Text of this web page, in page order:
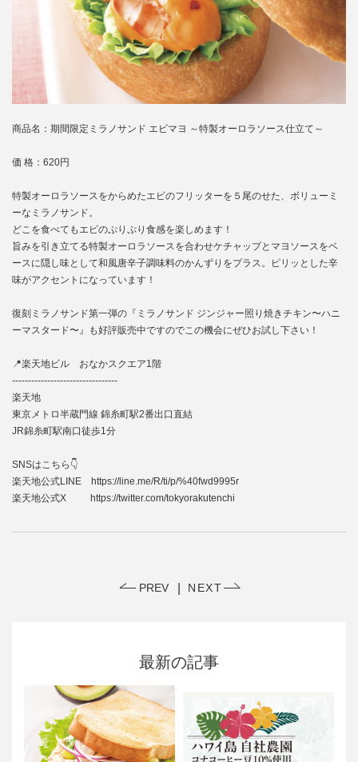
商品名：期間限定ミラノサンド エビマヨ ～特製オーロラソース仕立て～
価 格：620円
特製オーロラソースをからめたエビのフリッターを５尾のせた、ボリューミ
ーなミラノサンド。
どこを食べてもエビのぷりぷり食感を楽しめます！
旨みを引き立てる特製オーロラソースを合わせケチャップとマヨソースをベ
ースに隠し味として和風唐辛子調味料のかんずりをプラス。ピリッとした辛
味がアクセントになっています！
復刻ミラノサンド第一弾の『ミラノサンド ジンジャー照り焼きチキン〜ハニ
ーマスタード〜』も好評販売中ですのでこの機会にぜひお試し下さい！
📍楽天地ビル おなかスクエア1階
‐‐‐‐‐‐‐‐‐‐‐‐‐‐‐‐‐‐‐‐‐‐‐‐‐‐‐‐‐‐‐‐‐
楽天地
東京メトロ半蔵門線 錦糸町駅2番出口直結
JR錦糸町駅南口徒歩1分
SNSはこちら👇
楽天地公式LINE https://line.me/R/ti/p/%40fwd9995r
楽天地公式X https://twitter.com/tokyorakutenchi
PREV NEXT
最新の記事